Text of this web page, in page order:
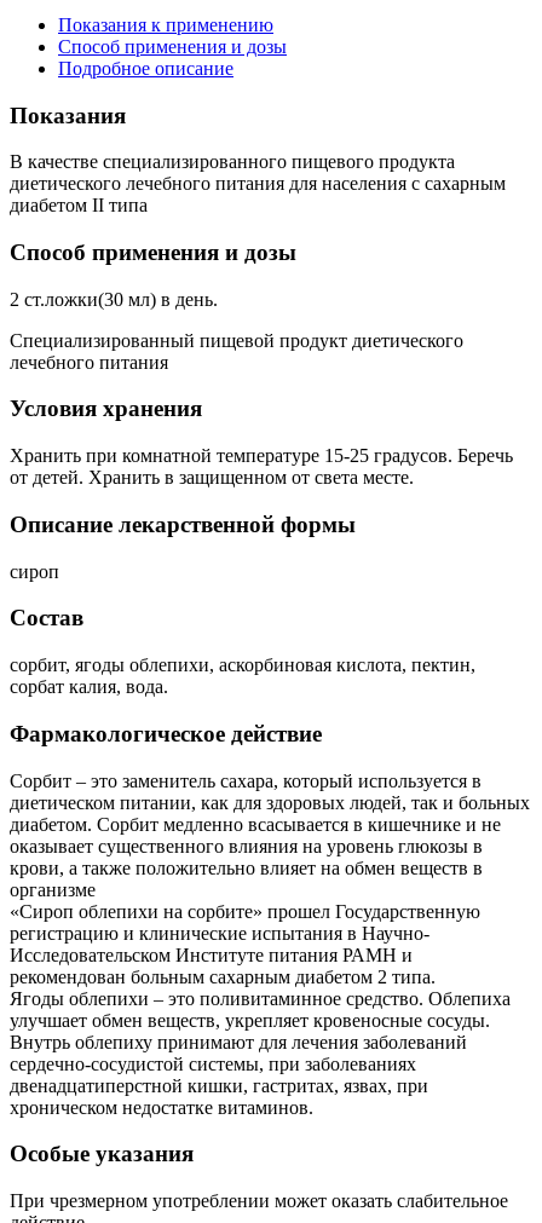
Показания к применению
Способ применения и дозы
Подробное описание
Показания
В качестве специализированного пищевого продукта
диетического лечебного питания для населения с сахарным
диабетом II типа
Способ применения и дозы
2 ст.ложки(30 мл) в день.
Специализированный пищевой продукт диетического
лечебного питания
Условия хранения
Хранить при комнатной температуре 15-25 градусов. Беречь
от детей. Хранить в защищенном от света месте.
Описание лекарственной формы
сироп
Состав
сорбит, ягоды облепихи, аскорбиновая кислота, пектин,
сорбат калия, вода.
Фармакологическое действие
Сорбит – это заменитель сахара, который используется в
диетическом питании, как для здоровых людей, так и больных
диабетом. Сорбит медленно всасывается в кишечнике и не
оказывает существенного влияния на уровень глюкозы в
крови, а также положительно влияет на обмен веществ в
организме
«Сироп облепихи на сорбите» прошел Государственную
регистрацию и клинические испытания в Научно-
Исследовательском Институте питания РАМН и
рекомендован больным сахарным диабетом 2 типа.
Ягоды облепихи – это поливитаминное средство. Облепиха
улучшает обмен веществ, укрепляет кровеносные сосуды.
Внутрь облепиху принимают для лечения заболеваний
сердечно-сосудистой системы, при заболеваниях
двенадцатиперстной кишки, гастритах, язвах, при
хроническом недостатке витаминов.
Особые указания
При чрезмерном употреблении может оказать слабительное